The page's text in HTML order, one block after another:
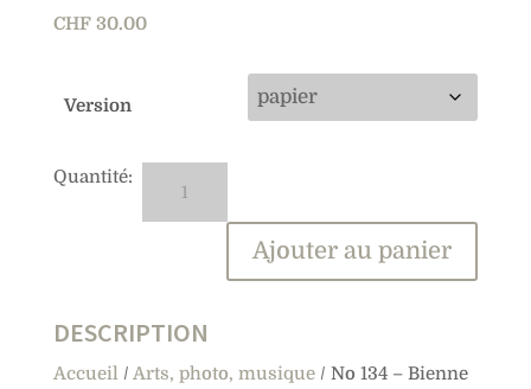
CHF30.00
Version
émigration,
indiennage
Ajouter au panier
e
t
DESCRIPTION
Accueil/ Arts, photo, musique/ No 134 – Bienne